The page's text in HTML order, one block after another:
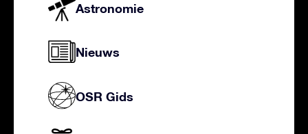
Astronomie
Nieuws
OSR Gids